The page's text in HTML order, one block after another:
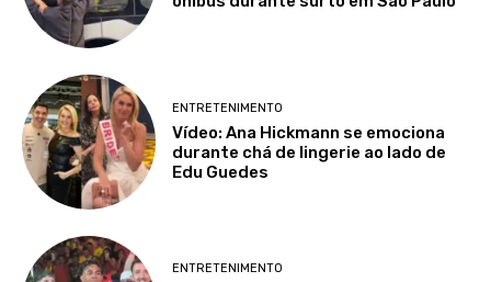
ENTRETENIMENTO
Vídeo: Ana Hickmann se emociona
durante chá de lingerie ao lado de
Edu Guedes
ENTRETENIMENTO